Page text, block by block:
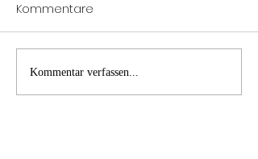
Verkehrsunfall
Fahrzeugbergung
Kommentare
Kommentar verfassen...